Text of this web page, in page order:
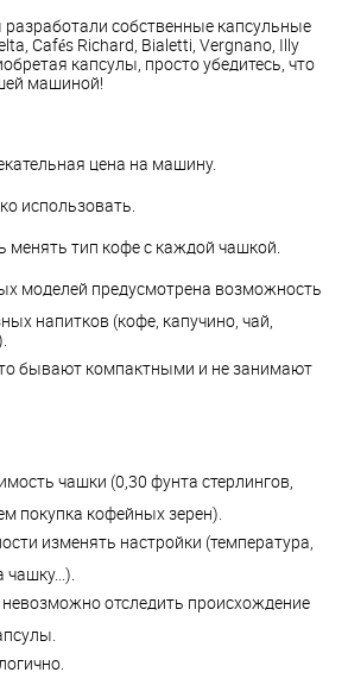
собственные капсульные
Cafés Richard, Bialetti, Vergnano, Illy
капсулы, просто убедитесь, что
машиной!
цена на машину.
использовать.
менять тип кофе с каждой чашкой.
моделей предусмотрена возможность
напитков (кофе, капучино, чай,
бывают компактными и не занимают
чашки (0,30 фунта стерлингов,
покупка кофейных зерен).
изменять настройки (температура,
невозможно отследить происхождение